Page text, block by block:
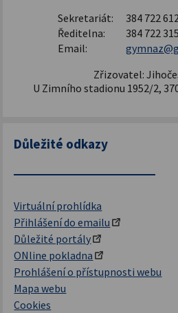
Sekretariát:
384 722 612
Ředitelna:
384 722 315
Email:
Zřizovatel:
U Zimního stadionu 1952/2,
Důležité odkazy
Virtuální prohlídka
Přihlášení do emailu
Důležité portály
ONline pokladna
Prohlášení o přístupnosti webu
Mapa webu
Cookies